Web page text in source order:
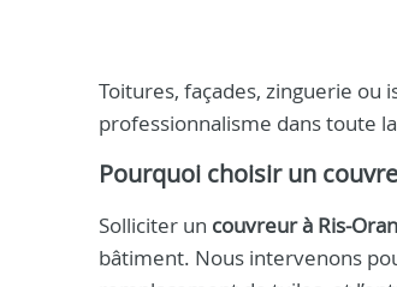
Toitures, façades, zinguerie ou
professionnalisme dans toute
Pourquoi choisir un
Solliciter un couvreur à Ris-
bâtiment. Nous intervenons